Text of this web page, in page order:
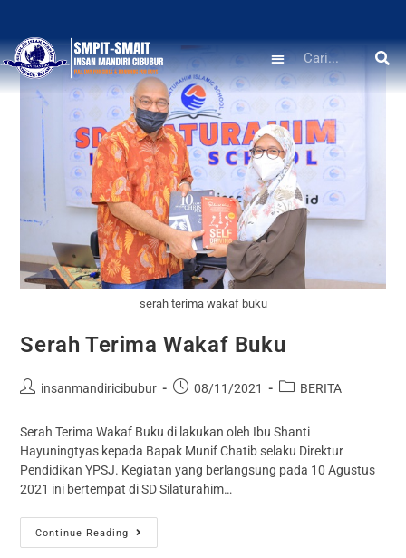
serah terima wakaf buku
Serah Terima Wakaf Buku
insanmandiricibubur 08/11/2021 BERITA
Serah Terima Wakaf Buku di lakukan oleh Ibu Shanti
Hayuningtyas kepada Bapak Munif Chatib selaku Direktur
Pendidikan YPSJ. Kegiatan yang berlangsung pada 10 Agustus
2021 ini bertempat di SD Silaturahim…
Continue Reading